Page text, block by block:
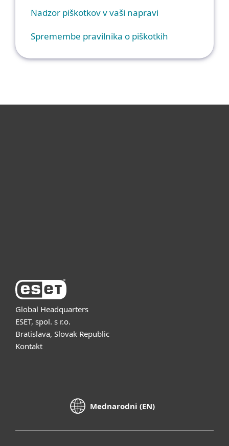
Nadzor piškotkov v vaši napravi
Spremembe pravilnika o piškotkih
Global Headquarters
ESET, spol. s r.o.
Bratislava, Slovak Republic
Kontakt
Mednarodni (EN)